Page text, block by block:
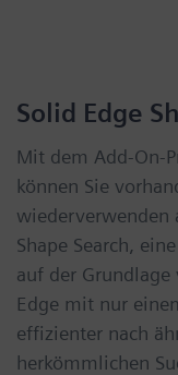
Solid Edge
Mit dem Add-On-
können Sie
wiederverwenden
Shape Search,
auf der
Edge mit nur
effizienter nach
herkömmlichen